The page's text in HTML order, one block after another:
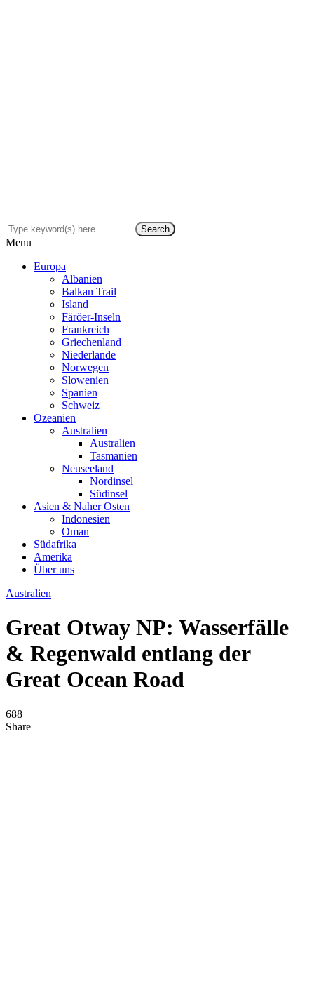
Menu
Europa
Albanien
Balkan Trail
Island
Färöer-Inseln
Frankreich
Griechenland
Niederlande
Norwegen
Slowenien
Spanien
Schweiz
Ozeanien
Australien
Australien
Tasmanien
Neuseeland
Nordinsel
Südinsel
Asien & Naher Osten
Indonesien
Oman
Südafrika
Amerika
Über uns
Australien
Great Otway NP: Wasserfälle
& Regenwald entlang der
Great Ocean Road
688
Share